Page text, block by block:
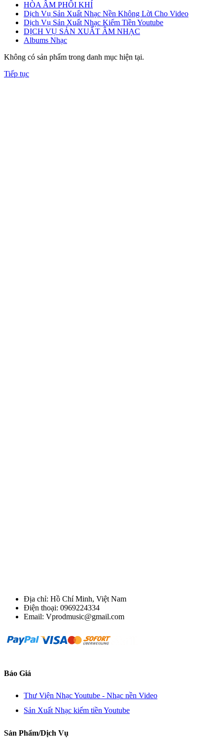
HÒA ÂM PHỐI KHÍ
Dịch Vụ Sản Xuất Nhạc Nền Không Lời Cho Video
Dịch Vụ Sản Xuất Nhạc Kiếm Tiền Youtube
DỊCH VỤ SẢN XUẤT ÂM NHẠC
Albums Nhạc
Không có sản phẩm trong danh mục hiện tại.
Tiếp tục
Địa chỉ: Hồ Chí Minh, Việt Nam
Điện thoại: 0969224334
Email: Vprodmusic@gmail.com
Báo Giá
Thư Viện Nhạc Youtube - Nhạc nền Video
Sản Xuất Nhạc kiếm tiền Youtube
Sản Phẩm/Dịch Vụ